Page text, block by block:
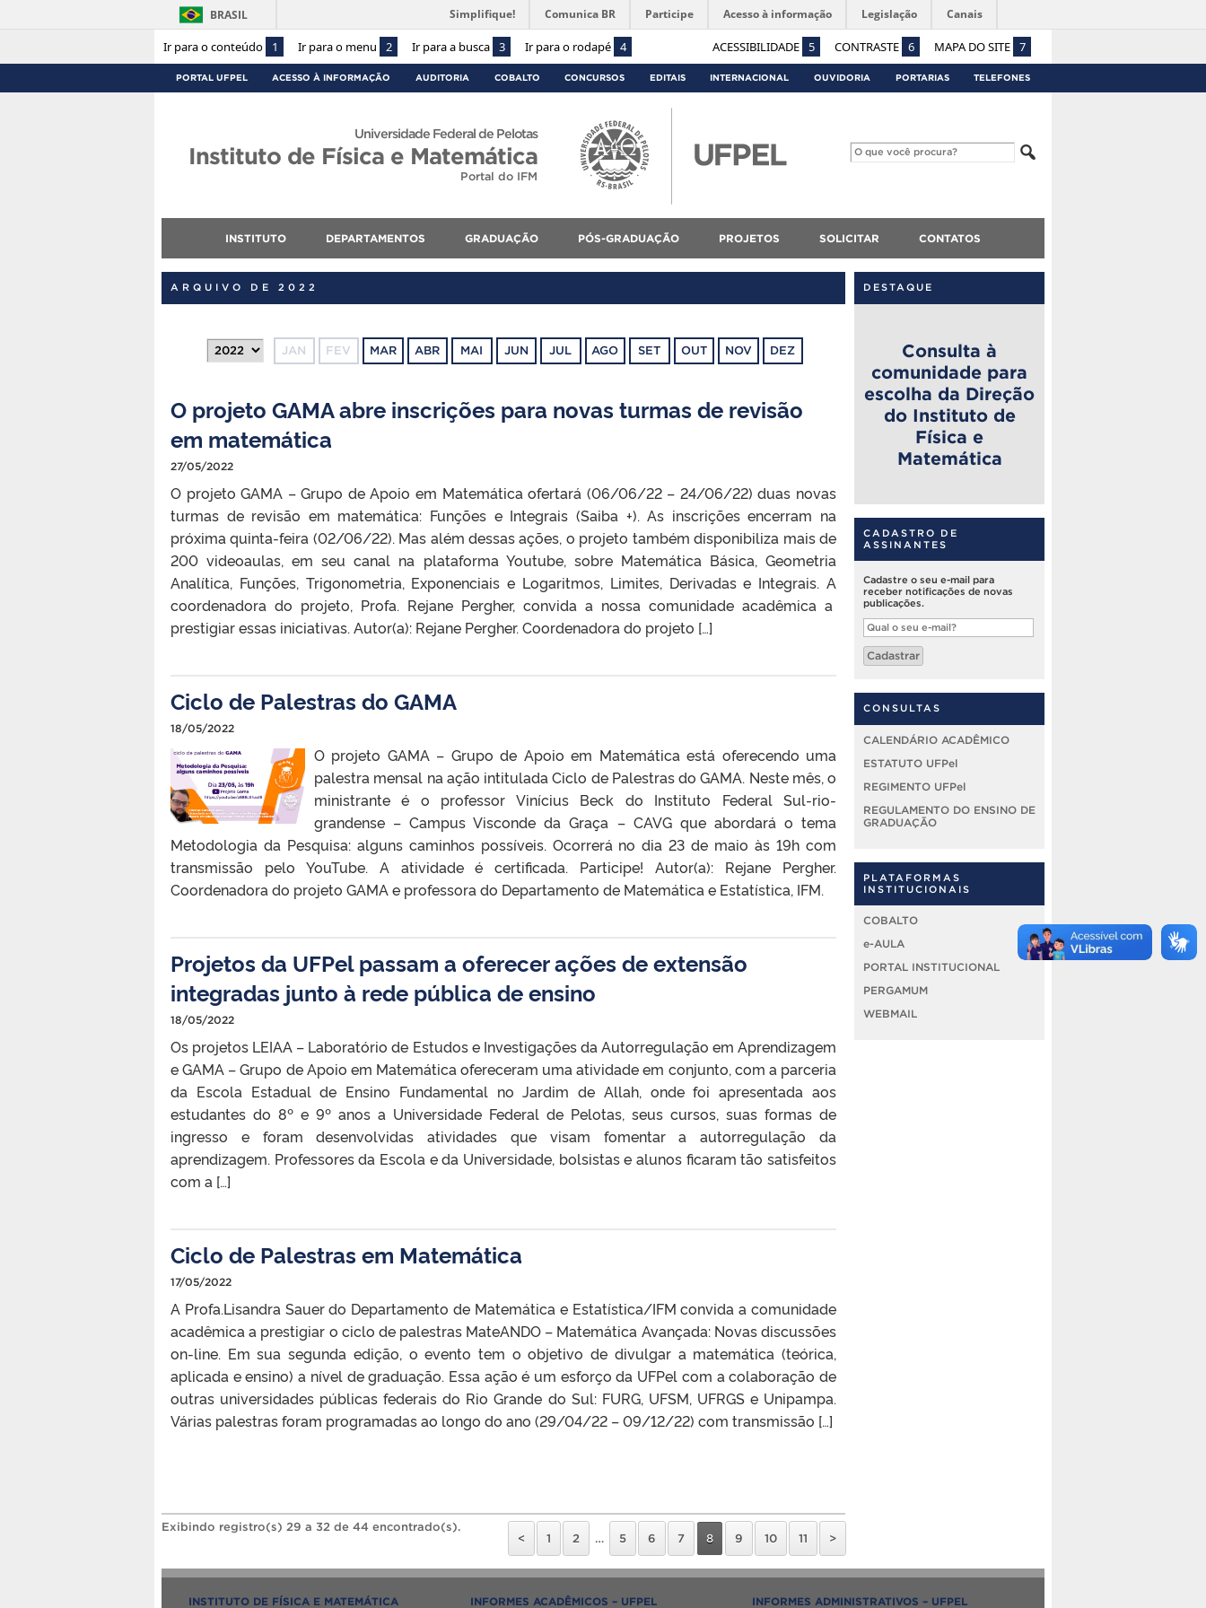
Ir para o conteúdo 1 Ir para o menu 2 Ir para a busca 3 Ir para o rodapé 4 ACESSIBILIDADE 5 CONTRASTE 6 MAPA DO SITE 7
BRASIL Simplifique! Comunica BR Participe Acesso à informação Legislação Canais
PORTAL UFPEL ACESSO À INFORMAÇÃO AUDITORIA COBALTO CONCURSOS EDITAIS INTERNACIONAL OUVIDORIA PORTARIAS TELEFONES
Universidade Federal de Pelotas
Instituto de Física e Matemática
Portal do IFM
INSTITUTO DEPARTAMENTOS GRADUAÇÃO PÓS-GRADUAÇÃO PROJETOS SOLICITAR CONTATOS
ARQUIVO DE 2022
JAN FEV MAR ABR MAI JUN JUL AGO SET OUT NOV DEZ
O projeto GAMA abre inscrições para novas turmas de revisão
em matemática
27/05/2022
O projeto GAMA – Grupo de Apoio em Matemática ofertará (06/06/22 – 24/06/22) duas novas
turmas de revisão em matemática: Funções e Integrais (Saiba +). As inscrições encerram na
próxima quinta-feira (02/06/22). Mas além dessas ações, o projeto também disponibiliza mais de
200 videoaulas, em seu canal na plataforma Youtube, sobre Matemática Básica, Geometria
Analítica, Funções, Trigonometria, Exponenciais e Logaritmos, Limites, Derivadas e Integrais. A
coordenadora do projeto, Profa. Rejane Pergher, convida a nossa comunidade acadêmica a
prestigiar essas iniciativas. Autor(a): Rejane Pergher. Coordenadora do projeto […]
Ciclo de Palestras do GAMA
18/05/2022
O projeto GAMA – Grupo de Apoio em Matemática está oferecendo uma
palestra mensal na ação intitulada Ciclo de Palestras do GAMA. Neste mês, o
ministrante é o professor Vinícius Beck do Instituto Federal Sul-rio-
grandense – Campus Visconde da Graça – CAVG que abordará o tema
Metodologia da Pesquisa: alguns caminhos possíveis. Ocorrerá no dia 23 de maio às 19h com
transmissão pelo YouTube. A atividade é certificada. Participe! Autor(a): Rejane Pergher.
Coordenadora do projeto GAMA e professora do Departamento de Matemática e Estatística, IFM.
Projetos da UFPel passam a oferecer ações de extensão
integradas junto à rede pública de ensino
18/05/2022
Os projetos LEIAA – Laboratório de Estudos e Investigações da Autorregulação em Aprendizagem
e GAMA – Grupo de Apoio em Matemática ofereceram uma atividade em conjunto, com a parceria
da Escola Estadual de Ensino Fundamental no Jardim de Allah, onde foi apresentada aos
estudantes do 8º e 9º anos a Universidade Federal de Pelotas, seus cursos, suas formas de
ingresso e foram desenvolvidas atividades que visam fomentar a autorregulação da
aprendizagem. Professores da Escola e da Universidade, bolsistas e alunos ficaram tão satisfeitos
com a […]
Ciclo de Palestras em Matemática
17/05/2022
A Profa.Lisandra Sauer do Departamento de Matemática e Estatística/IFM convida a comunidade
acadêmica a prestigiar o ciclo de palestras MateANDO – Matemática Avançada: Novas discussões
on-line. Em sua segunda edição, o evento tem o objetivo de divulgar a matemática (teórica,
aplicada e ensino) a nível de graduação. Essa ação é um esforço da UFPel com a colaboração de
outras universidades públicas federais do Rio Grande do Sul: FURG, UFSM, UFRGS e Unipampa.
Várias palestras foram programadas ao longo do ano (29/04/22 – 09/12/22) com transmissão […]
Exibindo registro(s) 29 a 32 de 44 encontrado(s).
<
1 2 … 5 6 7 8 9 10 11 >
DESTAQUE
Consulta à
comunidade para
escolha da Direção
do Instituto de
Física e
Matemática
CADASTRO DE
ASSINANTES
Cadastre o seu e-mail para
receber notificações de novas
publicações.
Qual
o
seu
e-
Cadastrar
CONSULTAS
CALENDÁRIO ACADÊMICO
ESTATUTO UFPel
REGIMENTO UFPel
REGULAMENTO DO ENSINO DE
GRADUAÇÃO
PLATAFORMAS
INSTITUCIONAIS
COBALTO
e-AULA
PORTAL INSTITUCIONAL
PERGAMUM
WEBMAIL
INSTITUTO DE FÍSICA E MATEMÁTICA INFORMES ACADÊMICOS – UFPEL INFORMES ADMINISTRATIVOS – UFPEL